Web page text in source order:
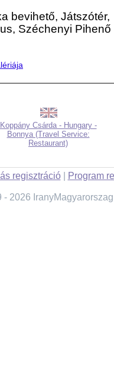
bevihető, Játszótér,
Széchenyi Pihenő
Koppány Csárda - Hungary -
Bonnya (Travel Service:
Restaurant)
regisztráció| Program
- 2026